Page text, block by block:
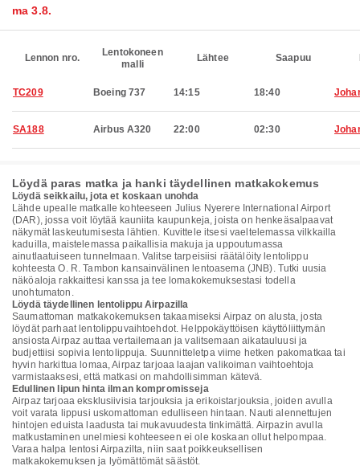
ma 3.8.
Lennon nro.
Lentokoneen
malli
Lähtee Saapuu
TC209 Boeing 737 14:15 18:40
SA188 Airbus A320 22:00 02:30
Löydä paras matka ja hanki täydellinen matkakokemus
Löydä seikkailu, jota et koskaan unohda
Lähde upealle matkalle kohteeseen Julius Nyerere International Airport
(DAR), jossa voit löytää kauniita kaupunkeja, joista on henkeäsalpaavat
näkymät laskeutumisesta lähtien. Kuvittele itsesi vaeltelemassa vilkkailla
kaduilla, maistelemassa paikallisia makuja ja uppoutumassa
ainutlaatuiseen tunnelmaan. Valitse tarpeisiisi räätälöity lentolippu
kohteesta O. R. Tambon kansainvälinen lentoasema (JNB). Tutki uusia
näköaloja rakkaittesi kanssa ja tee lomakokemuksestasi todella
unohtumaton.
Löydä täydellinen lentolippu Airpazilla
Saumattoman matkakokemuksen takaamiseksi Airpaz on alusta, josta
löydät parhaat lentolippuvaihtoehdot. Helppokäyttöisen käyttöliittymän
ansiosta Airpaz auttaa vertailemaan ja valitsemaan aikatauluusi ja
budjettiisi sopivia lentolippuja. Suunnitteletpa viime hetken pakomatkaa tai
hyvin harkittua lomaa, Airpaz tarjoaa laajan valikoiman vaihtoehtoja
varmistaaksesi, että matkasi on mahdollisimman kätevä.
Edullinen lipun hinta ilman kompromisseja
Airpaz tarjoaa eksklusiivisia tarjouksia ja erikoistarjouksia, joiden avulla
voit varata lippusi uskomattoman edulliseen hintaan. Nauti alennettujen
hintojen eduista laadusta tai mukavuudesta tinkimättä. Airpazin avulla
matkustaminen unelmiesi kohteeseen ei ole koskaan ollut helpompaa.
Varaa halpa lentosi Airpazilta, niin saat poikkeuksellisen
matkakokemuksen ja lyömättömät säästöt.